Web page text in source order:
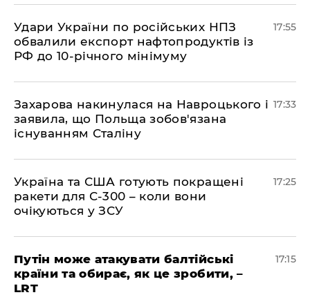
​Удари України по російських НПЗ
обвалили експорт нафтопродуктів із
РФ до 10-річного мінімуму
17:55
​Захарова накинулася на Навроцького і
заявила, що Польща зобов'язана
існуванням Сталіну
17:33
​Україна та США готують покращені
ракети для С-300 – коли вони
очікуються у ЗСУ
17:25
​Путін може атакувати балтійські
країни та обирає, як це зробити, –
LRT
17:15